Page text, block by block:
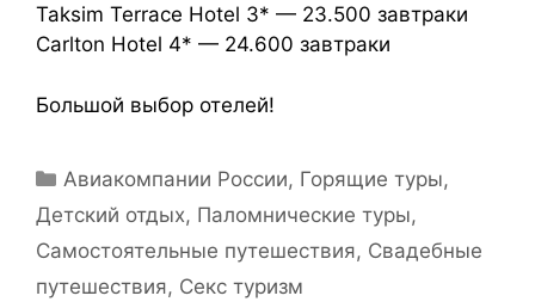
Taksim Terrace Hotel 3* — 23.500 завтраки
Carlton Hotel 4* — 24.600 завтраки
Большой выбор отелей!
Авиакомпании России, Горящие туры,
Детский отдых, Паломнические туры,
Самостоятельные путешествия, Свадебные
путешествия, Секс туризм